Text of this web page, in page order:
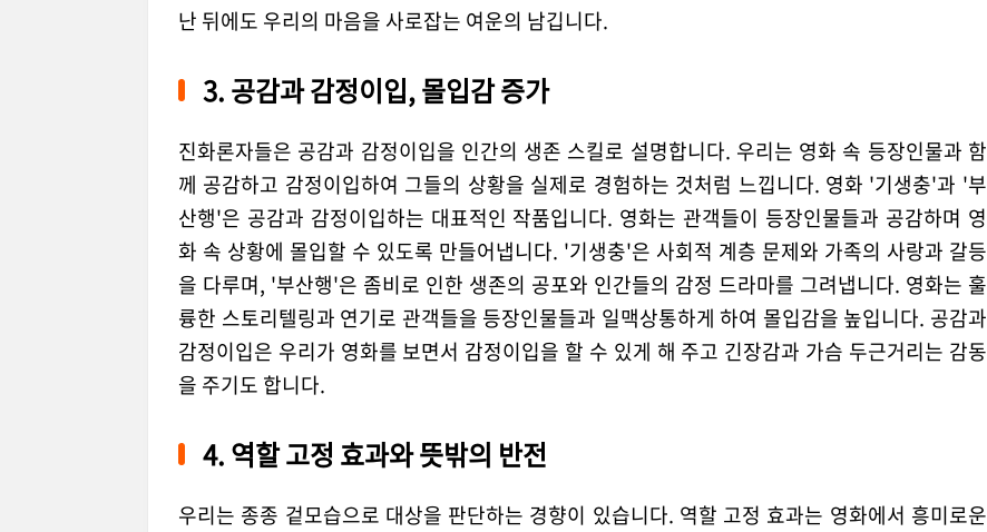
난 뒤에도 우리의 마음을 사로잡는 여운의 남깁니다.
3. 공감과 감정이입, 몰입감 증가
진화론자들은 공감과 감정이입을 인간의 생존 스킬로 설명합니다. 우리는 영화 속 등장인물과 함
께 공감하고 감정이입하여 그들의 상황을 실제로 경험하는 것처럼 느낍니다. 영화 '기생충'과 '부
산행'은 공감과 감정이입하는 대표적인 작품입니다. 영화는 관객들이 등장인물들과 공감하며 영
화 속 상황에 몰입할 수 있도록 만들어냅니다. '기생충'은 사회적 계층 문제와 가족의 사랑과 갈등
을 다루며, '부산행'은 좀비로 인한 생존의 공포와 인간들의 감정 드라마를 그려냅니다. 영화는 훌
륭한 스토리텔링과 연기로 관객들을 등장인물들과 일맥상통하게 하여 몰입감을 높입니다. 공감과
감정이입은 우리가 영화를 보면서 감정이입을 할 수 있게 해 주고 긴장감과 가슴 두근거리는 감동
을 주기도 합니다.
4. 역할 고정 효과와 뜻밖의 반전
우리는 종종 겉모습으로 대상을 판단하는 경향이 있습니다. 역할 고정 효과는 영화에서 흥미로운